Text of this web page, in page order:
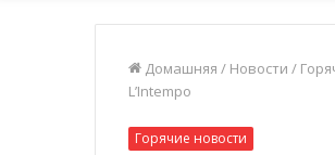
Домашняя / Новости /
L’Intempo
Горячие новости